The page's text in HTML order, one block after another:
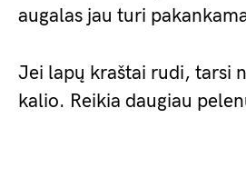
augalas jau turi
Jei lapų kraštai rudi, tarsi
kalio. Reikia daugiau